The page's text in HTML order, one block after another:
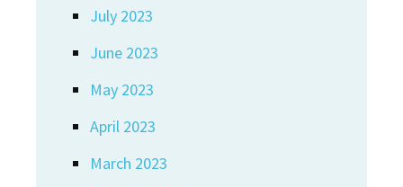
July 2023
June 2023
May 2023
April 2023
March 2023